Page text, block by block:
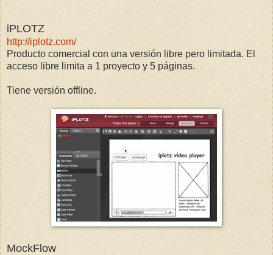
iPLOTZ
http://iplotz.com/
Producto comercial con una versión libre pero limitada. El
acceso libre limita a 1 proyecto y 5 páginas.
Tiene versión offline.
MockFlow